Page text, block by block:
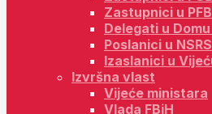
Zastupnici u
Delegati u
Poslanici u NSRS
Izaslanici u
Izvršna vlast
Vijeće ministara
Vlada FBiH